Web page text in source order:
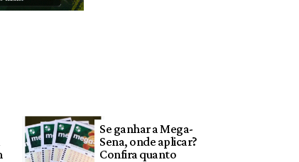
Se ganhar a Mega-
Sena, onde aplicar?
Confira quanto